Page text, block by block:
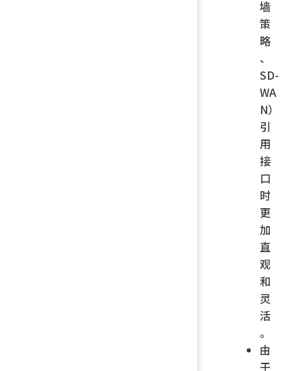
墙
策
略
、
SD-
WA
N）
引
用
接
口
时
更
加
直
观
和
灵
活
。
由
于